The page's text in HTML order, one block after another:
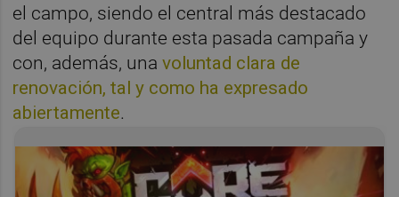
el campo, siendo el central más destacado
del equipo durante esta pasada campaña y
con, además, unavoluntad clara de
renovación, tal y como ha expresado
abiertamente.